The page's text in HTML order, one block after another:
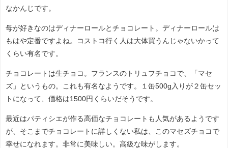
なかんじです。
母が好きなのはディナーロールとチョコレート。ディナーロールは
もはや定番ですよね。コストコ行く人は大体買うんじゃないかって
くらい有名です。
チョコレートは生チョコ。フランスのトリュフチョコで、「マセ
ズ」というもの。これも有名なようです。１缶500g入りが２缶セッ
トになって、価格は1500円くらいだそうです。
最近はパティシエが作る高価なチョコレートも人気があるようです
が、そこまでチョコレートに詳しくない私は、このマセズチョコで
幸せになれます。非常に美味しい。高級な味がします。